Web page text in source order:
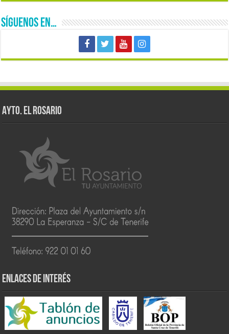
SÍGUENOS EN…
AYTO. EL ROSARIO
ENLACES DE INTERÉS